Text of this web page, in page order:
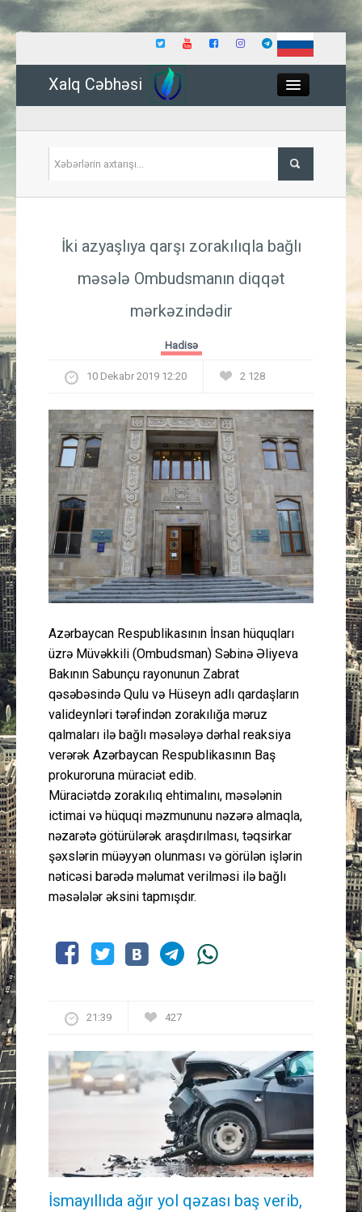
Xalq Cəbhəsi
İqtisadiyyat
Güney Azərbaycan
Mədəniyyət
Müsahibə
İdman
Layihə
Gündəm
Cəmiyyət
Peşə etikası
Əlaqə
İki azyaşlıya qarşı zorakılıqla bağlı
məsələ Ombudsmanın diqqət
mərkəzindədir
Hadisə
10 Dekabr 2019 12:20 2 128
Azərbaycan Respublikasının İnsan hüquqları
üzrə Müvəkkili (Ombudsman) Səbinə Əliyeva
Bakının Sabunçu rayonunun Zabrat
qəsəbəsində Qulu və Hüseyn adlı qardaşların
valideynləri tərəfindən zorakılığa məruz
qalmaları ilə bağlı məsələyə dərhal reaksiya
verərək Azərbaycan Respublikasının Baş
prokuroruna müraciət edib.
Müraciətdə zorakılıq ehtimalını, məsələnin
ictimai və hüquqi məzmununu nəzərə almaqla,
nəzarətə götürülərək araşdırılması, təqsirkar
şəxslərin müəyyən olunması və görülən işlərin
nəticəsi barədə məlumat verilməsi ilə bağlı
məsələlər əksini tapmışdır.
21:39 427
İsmayıllıda ağır yol qəzası baş verib,